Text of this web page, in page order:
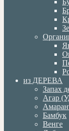
из ДЕРЕВА
Запах
Агар
Бамбук
Венге